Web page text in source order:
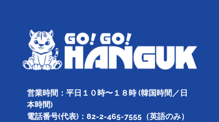
営業時間：平日１０時〜１８時 (韓国時間／日
本時間)
電話番号(代表)：82-2-465-7555（英語のみ）